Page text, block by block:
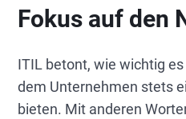
Fokus auf den
ITIL betont, wie wichtig
dem Unternehmen stets
bieten. Mit anderen